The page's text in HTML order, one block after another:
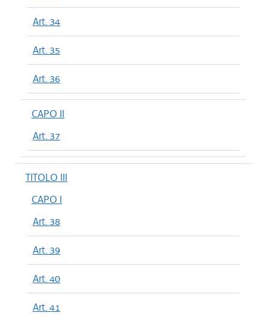
Art. 34
Art. 35
Art. 36
CAPO II
Art. 37
TITOLO III
CAPO I
Art. 38
Art. 39
Art. 40
Art. 41